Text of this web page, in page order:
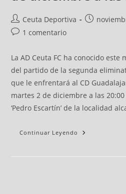
Ceuta Deportiva
1 comentario
La AD Ceuta FC ha conocido este
del partido de la segunda
que le enfrentará al CD
martes 2 de diciembre a las
‘Pedro Escartín’ de la localidad
Continuar Leyendo